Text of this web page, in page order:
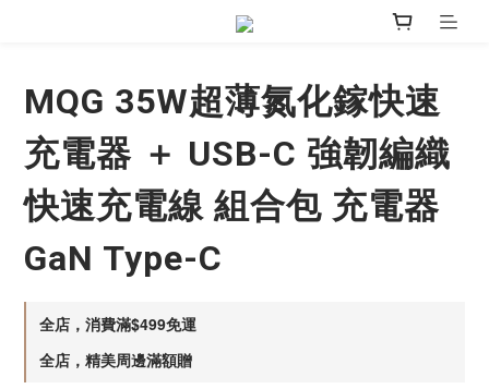
MQG 35W超薄氮化鎵快速
充電器 ＋ USB-C 強韌編織
快速充電線 組合包 充電器
GaN Type-C
全店，消費滿$499免運
全店，精美周邊滿額贈